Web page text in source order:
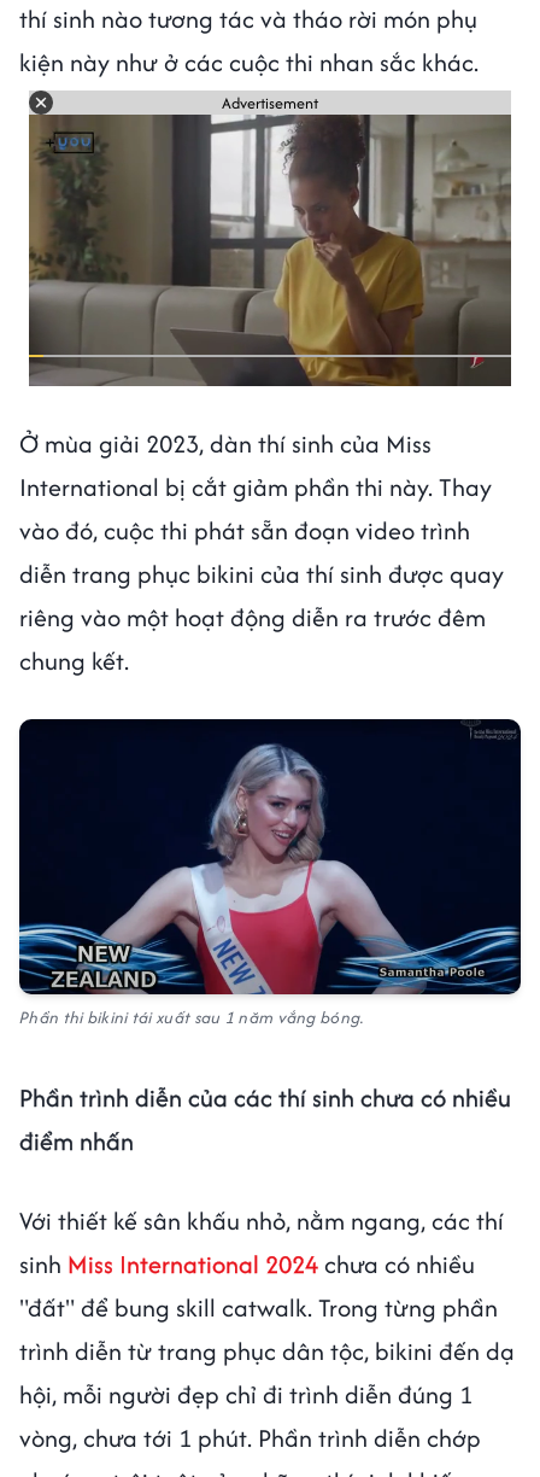
thí sinh nào tương tác và tháo rời món phụ
kiện này như ở các cuộc thi nhan sắc khác.
Advertisement
Ở mùa giải 2023, dàn thí sinh của Miss
International bị cắt giảm phần thi này. Thay
vào đó, cuộc thi phát sẵn đoạn video trình
diễn trang phục bikini của thí sinh được quay
riêng vào một hoạt động diễn ra trước đêm
chung kết.
Phần thi bikini tái xuất sau 1 năm vắng bóng.
Phần trình diễn của các thí sinh chưa có nhiều
điểm nhấn
Với thiết kế sân khấu nhỏ, nằm ngang, các thí
sinh Miss International 2024chưa có nhiều
"đất" để bung skill catwalk. Trong từng phần
trình diễn từ trang phục dân tộc, bikini đến dạ
hội, mỗi người đẹp chỉ đi trình diễn đúng 1
vòng, chưa tới 1 phút. Phần trình diễn chớp